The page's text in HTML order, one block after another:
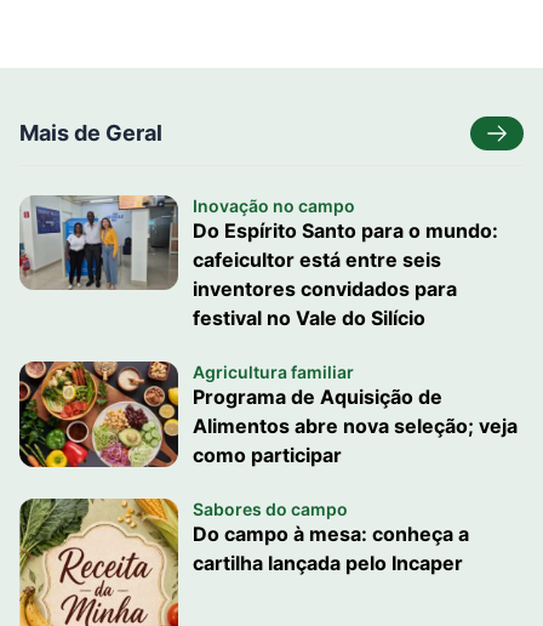
Mais de Geral
Inovação no campo
Do Espírito Santo para o mundo:
cafeicultor está entre seis
inventores convidados para
festival no Vale do Silício
Agricultura familiar
Programa de Aquisição de
Alimentos abre nova seleção; veja
como participar
Sabores do campo
Do campo à mesa: conheça a
cartilha lançada pelo Incaper